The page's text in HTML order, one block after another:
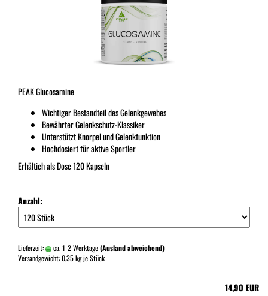
PEAK Glucosamine
Wichtiger Bestandteil des Gelenkgewebes
Bewährter Gelenkschutz-Klassiker
Unterstützt Knorpel und Gelenkfunktion
Hochdosiert für aktive Sportler
Erhältich als Dose 120 Kapseln
Anzahl:
Lieferzeit: ca. 1-2 Werktage(Ausland abweichend)
Versandgewicht:0,35kg je Stück
14,90 EUR